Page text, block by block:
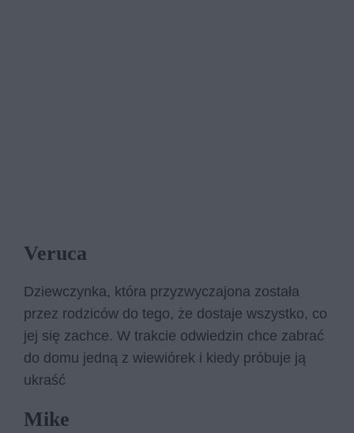
Veruca
Dziewczynka, która przyzwyczajona została
przez rodziców do tego, że dostaje wszystko, co
jej się zachce. W trakcie odwiedzin chce zabrać
do domu jedną z wiewiórek i kiedy próbuje ją
ukraść
Mike